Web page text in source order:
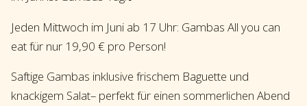
Jeden Mittwoch im Juni ab 17 Uhr: Gambas All you can
eat für nur 19,90 € pro Person!
Saftige Gambas inklusive frischem Baguette und
knackigem Salat– perfekt für einen sommerlichen Abend